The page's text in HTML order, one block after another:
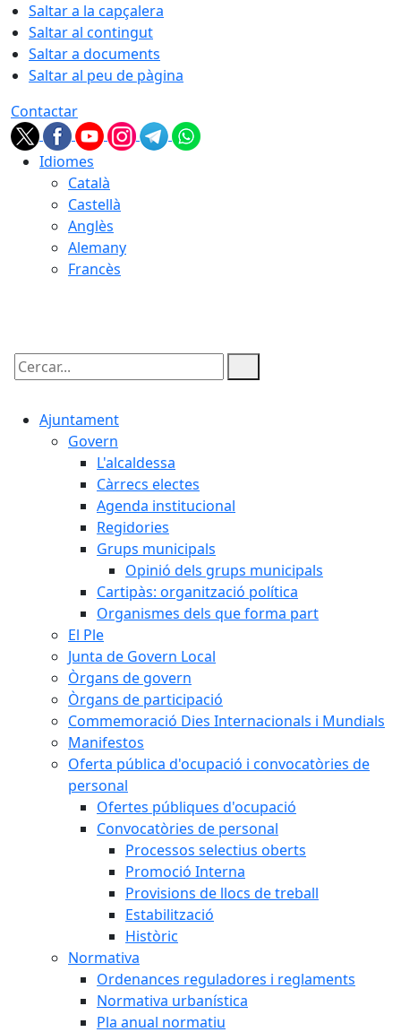
Saltar a la capçalera
Saltar al contingut
Saltar a documents
Saltar al peu de pàgina
Contactar
Idiomes
Català
Castellà
Anglès
Alemany
Francès
Cercar:
Ajuntament
Govern
L'alcaldessa
Càrrecs electes
Agenda institucional
Regidories
Grups municipals
Opinió dels grups municipals
Cartipàs: organització política
Organismes dels que forma part
El Ple
Junta de Govern Local
Òrgans de govern
Òrgans de participació
Commemoració Dies Internacionals i Mundials
Manifestos
Oferta pública d'ocupació i convocatòries de
personal
Ofertes públiques d'ocupació
Convocatòries de personal
Processos selectius oberts
Promoció Interna
Provisions de llocs de treball
Estabilització
Històric
Normativa
Ordenances reguladores i reglaments
Normativa urbanística
Pla anual normatiu